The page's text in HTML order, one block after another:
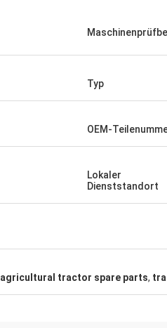
Typ
OEM-
Lokaler
Dienststandort
agricultural tractor spare parts,